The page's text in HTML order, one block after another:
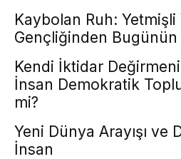
Kaybolan Ruh: Yetmişli
Gençliğinden Bugünün
Kendi İktidar
İnsan Demokratik
mi?
Yeni Dünya Arayışı ve
İnsan